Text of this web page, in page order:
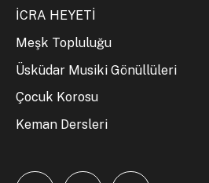
İCRA HEYETİ
Meşk Topluluğu
Üsküdar Musiki Gönüllüleri
Çocuk Korosu
Keman Dersleri